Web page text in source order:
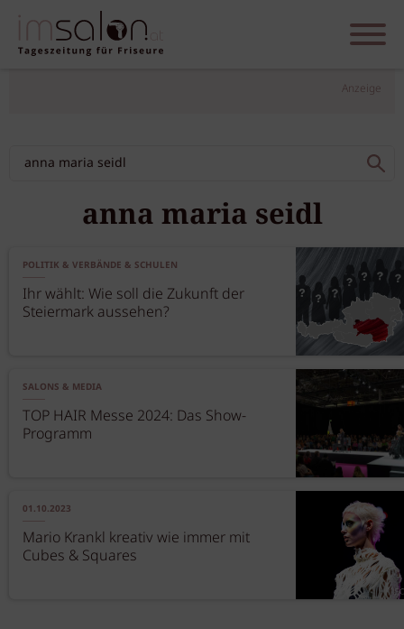
Anzeige
anna maria seidl
POLITIK & VERBÄNDE & SCHULEN
Ihr wählt: Wie soll die Zukunft der
Steiermark aussehen?
SALONS & MEDIA
TOP HAIR Messe 2024: Das Show-
Programm
01.10.2023
Mario Krankl kreativ wie immer mit
Cubes & Squares